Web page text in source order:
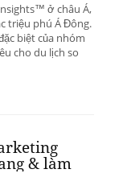
ở châu Á,
triệu phú Á Đông.
biệt của nhóm
cho du lịch so
& làm